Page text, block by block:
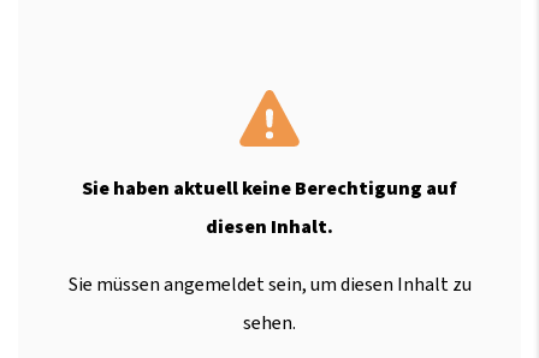
Sie haben aktuell keine Berechtigung auf
diesen Inhalt.
Sie müssen angemeldet sein, um diesen Inhalt zu
sehen.